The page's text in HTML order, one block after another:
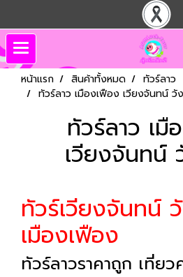
หน้าแรก สินค้าทั้งหมด
ทัวร์ลาว
ทัวร์ลาว เมืองเฟือง เวียงจันทน์ วั
ทัวร์ลาว เมื
เวียงจันทน์
ทัวร์เวียงจันทน์
เมืองเฟือง
ทัวร์ลาวราคาถูก เที่ย